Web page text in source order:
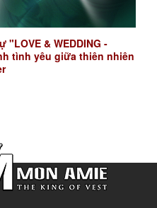
"LOVE & WEDDING -
tình yêu giữa thiên nhiên